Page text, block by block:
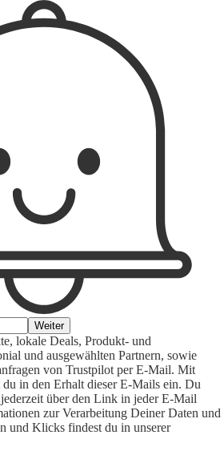
Weiter
lokale Deals, Produkt- und
und ausgewählten Partnern, sowie
von Trustpilot per E-Mail. Mit
in den Erhalt dieser E-Mails ein. Du
über den Link in jeder E-Mail
zur Verarbeitung Deiner Daten und
und Klicks findest du in unserer